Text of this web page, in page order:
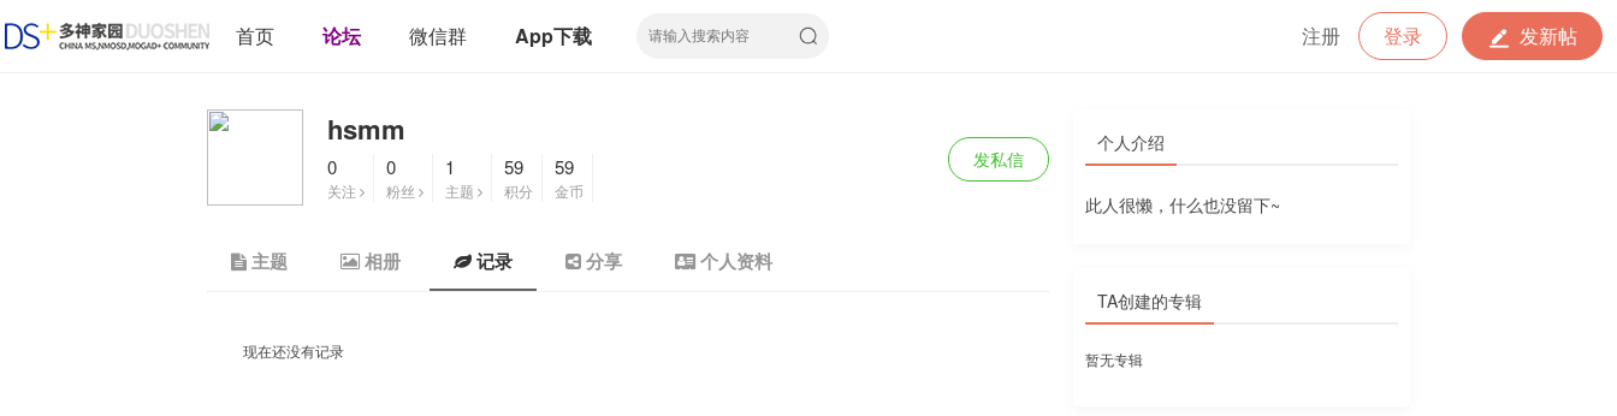
首页 论坛 微信群 App下载 发新帖
注册 登录
发私信
hsmm
0
关注
0
粉丝
1
主题
59
积分
59
金币
主题 相册 记录 分享 个人资料
现在还没有记录
个人介绍
此人很懒，什么也没留下~
TA创建的专辑
暂无专辑